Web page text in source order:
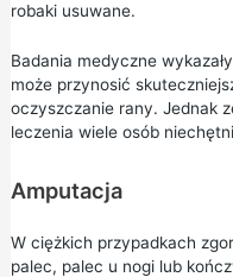
robaki usuwane.
Badania medyczne
może przynosić
oczyszczanie rany. Jednak
leczenia wiele osób
Amputacja
W ciężkich przypadkach
palec, palec u nogi lub